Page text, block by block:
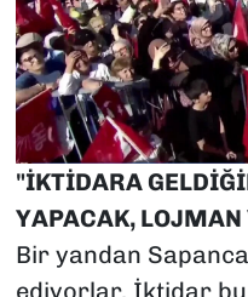
"İKTİDARA
YAPACAK,
Bir yandan
ediyorlar. İktidar